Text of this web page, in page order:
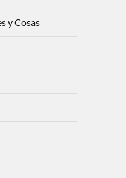
y Cosas